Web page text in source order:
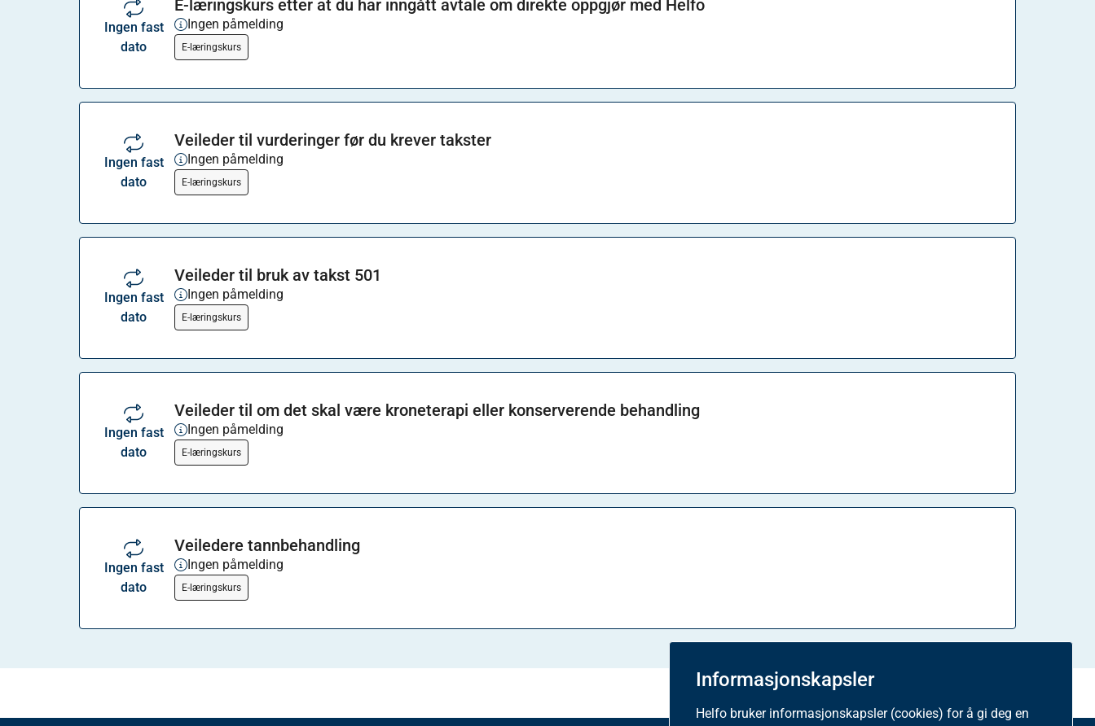
Informasjonskapsler
Helfo bruker informasjonskapsler (cookies) for å gi deg en
Ingen fast
dato
E-læringskurs etter at du har inngått avtale om direkte oppgjør med Helfo
Ingen påmelding
E-læringskurs
Ingen fast
dato
Veileder til vurderinger før du krever takster
Ingen påmelding
E-læringskurs
Ingen fast
dato
Veileder til bruk av takst 501
Ingen påmelding
E-læringskurs
Ingen fast
dato
Veileder til om det skal være kroneterapi eller konserverende behandling
Ingen påmelding
E-læringskurs
Ingen fast
dato
Veiledere tannbehandling
Ingen påmelding
E-læringskurs